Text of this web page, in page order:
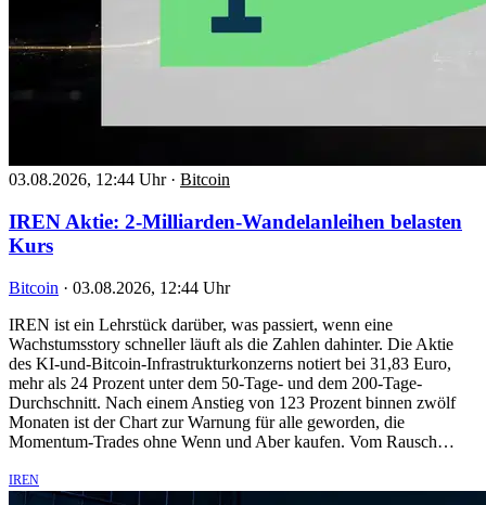
03.08.2026, 12:44 Uhr · Bitcoin
IREN Aktie: 2-Milliarden-Wandelanleihen belasten
Kurs
Bitcoin · 03.08.2026, 12:44 Uhr
IREN ist ein Lehrstück darüber, was passiert, wenn eine
Wachstumsstory schneller läuft als die Zahlen dahinter. Die Aktie
des KI-und-Bitcoin-Infrastrukturkonzerns notiert bei 31,83 Euro,
mehr als 24 Prozent unter dem 50-Tage- und dem 200-Tage-
Durchschnitt. Nach einem Anstieg von 123 Prozent binnen zwölf
Monaten ist der Chart zur Warnung für alle geworden, die
Momentum-Trades ohne Wenn und Aber kaufen. Vom Rausch…
IREN